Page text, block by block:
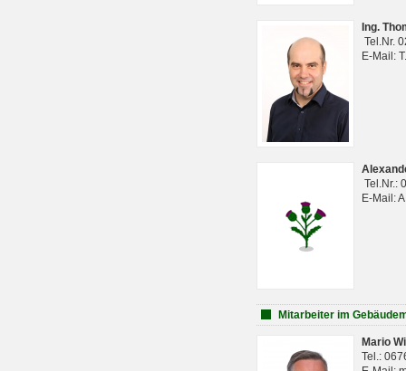
Ing.
Tel.Nr.
E-Mail:
Tel.Nr.:
E-Mail:
Mitarbeiter im
Mario
Tel.: